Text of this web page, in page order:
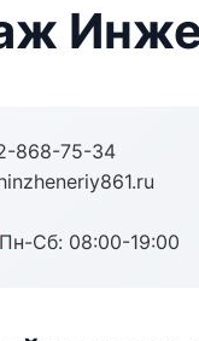
868-75-34
Пн-Сб: 08:00-19:00